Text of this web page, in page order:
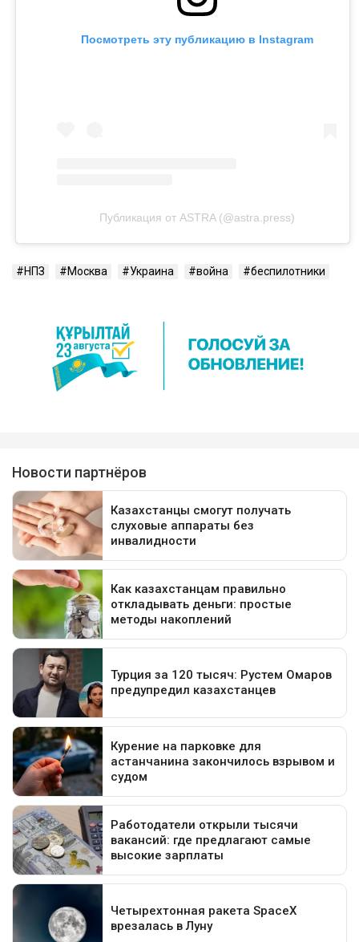
Посмотреть эту публикацию в Instagram
Публикация от ASTRA (@astra.press)
НПЗ Москва Украина война беспилотники